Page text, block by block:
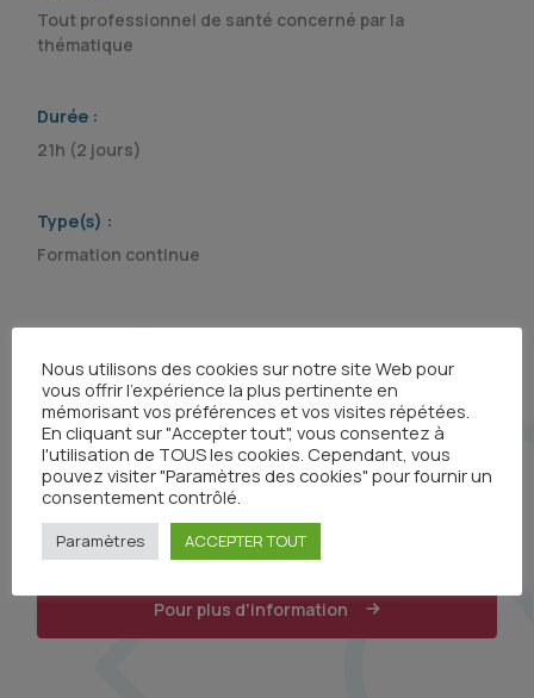
Tout professionnel de santé concerné par la
thématique
Durée :
21h (2 jours)
Type(s) :
Formation continue
Organisme(s) :
Pour plus d'information
Nous utilisons des cookies sur notre site Web pour
vous offrir l'expérience la plus pertinente en
mémorisant vos préférences et vos visites répétées.
En cliquant sur "Accepter tout", vous consentez à
l'utilisation de TOUS les cookies. Cependant, vous
pouvez visiter "Paramètres des cookies" pour fournir un
consentement contrôlé.
Paramètres ACCEPTER TOUT